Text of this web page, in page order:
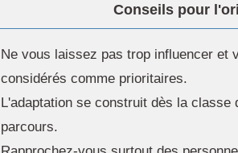
Conseils pour
Ne vous laissez pas trop influencer et
considérés comme prioritaires.
L'adaptation se construit dès la classe
parcours.